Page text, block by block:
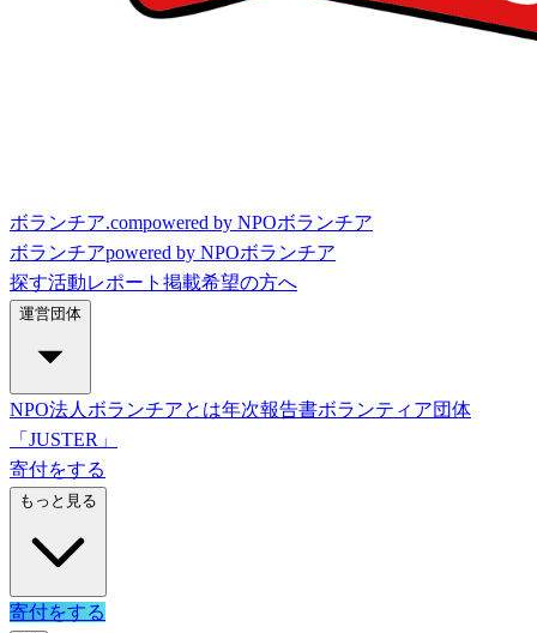
ボランチア.compowered by NPOボランチア
ボランチアpowered by NPOボランチア
探す活動レポート 掲載希望の方へ
運営団体
NPO法人ボランチアとは年次報告書ボランティア団体
「JUSTER」
寄付をする
もっと見る
寄付をする